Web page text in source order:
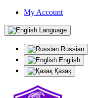
My Account
Language
Russian
English
Қазақ